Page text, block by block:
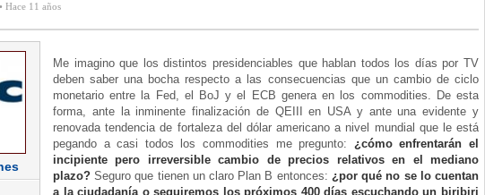
• Hace 11 años
Me imagino que los distintos presidenciables que hablan todos los días por TV
deben saber una bocha respecto a las consecuencias que un cambio de ciclo
monetario entre la Fed, el BoJ y el ECB genera en los commodities. De esta
forma, ante la inminente finalización de QEIII en USA y ante una evidente y
renovada tendencia de fortaleza del dólar americano a nivel mundial que le está
pegando a casi todos los commodities me pregunto: ¿cómo enfrentarán el
incipiente pero irreversible cambio de precios relativos en el mediano
plazo? Seguro que tienen un claro Plan B entonces: ¿por qué no se lo cuentan
a la ciudadanía o seguiremos los próximos 400 días escuchando un biribiri